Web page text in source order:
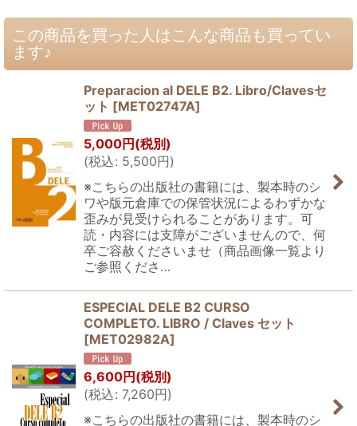
この商品を買った人はこんな商品も買ってい
ます♪
Preparacion al DELE B2. Libro/Clavesセ
ット [MET02747A]
5,000円 (税別)
(税込: 5,500円)
※こちらの出版社の書籍には、製本時のシ
ワや版元倉庫での保管状況によるわずかな
歪みが見受けられることがあります。可
読・内容には支障がございませんので、何
卒ご容赦くださいませ（商品画像一覧より
ご参照くださ…
ESPECIAL DELE B2 CURSO
COMPLETO. LIBRO / Claves セット
[MET02982A]
6,600円 (税別)
(税込: 7,260円)
※こちらの出版社の書籍には、製本時のシ